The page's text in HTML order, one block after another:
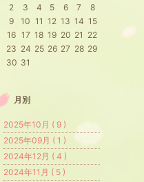
2
3 4 5 6 7
8
9
10 11 12 13 14 15
16 17 18 19 20 21 22
23 24 25 26 27 28 29
30 31
月別
2025年10月 ( 9 )
2025年09月 ( 1 )
2024年12月 ( 4 )
2024年11月 ( 5 )